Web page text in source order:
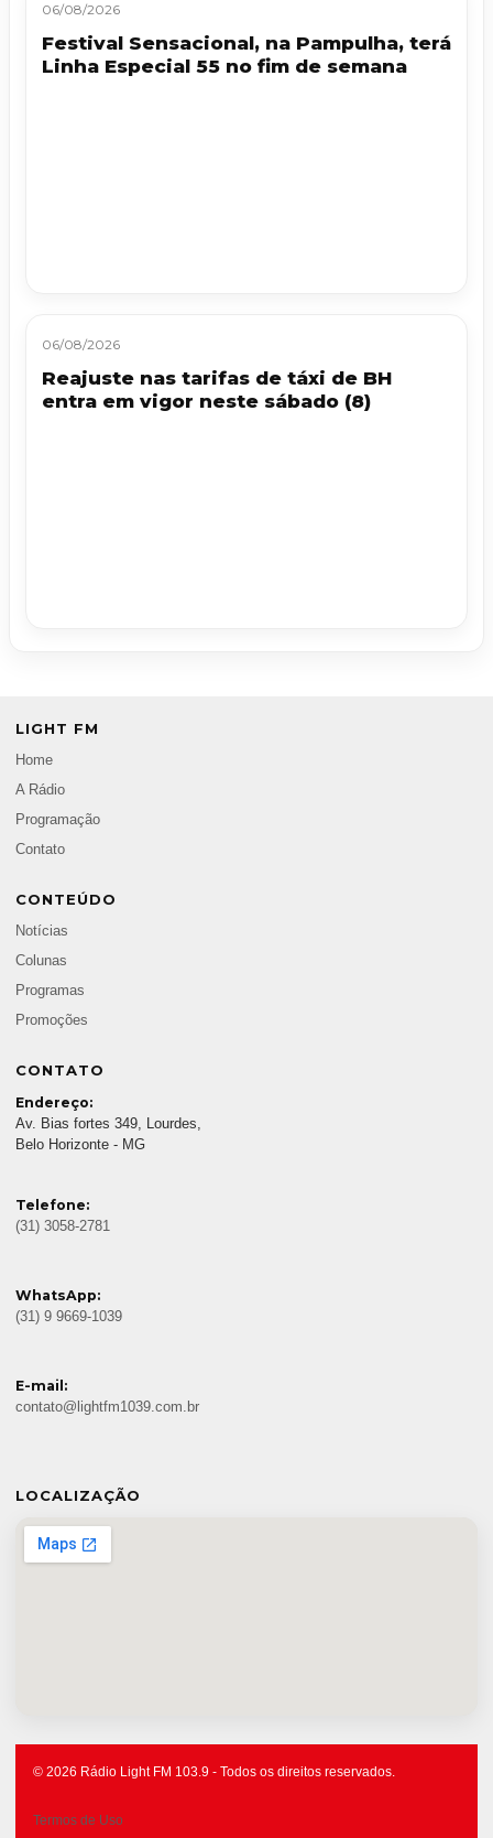
06/08/2026
Festival Sensacional, na Pampulha, terá
Linha Especial 55 no fim de semana
06/08/2026
Reajuste nas tarifas de táxi de BH
entra em vigor neste sábado (8)
LIGHT FM
Home
A Rádio
Programação
Contato
CONTEÚDO
Notícias
Colunas
Programas
Promoções
CONTATO
Endereço:
Av. Bias fortes 349, Lourdes,
Belo Horizonte - MG
Telefone:
(31) 3058-2781
WhatsApp:
(31) 9 9669-1039
E-mail:
contato@lightfm1039.com.br
LOCALIZAÇÃO
© 2026 Rádio Light FM 103.9 - Todos os direitos reservados.
Termos de Uso